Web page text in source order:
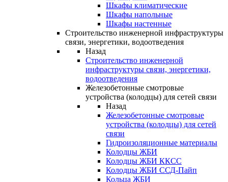
Шкафы климатические
Шкафы напольные
Шкафы настенные
Строительство инженерной инфраструктуры
связи, энергетики, водоотведения
Назад
Строительство инженерной
инфраструктуры связи, энергетики,
водоотведения
Железобетонные смотровые
устройства (колодцы) для сетей связи
Назад
Железобетонные смотровые
устройства (колодцы) для сетей
связи
Гидроизоляционные материалы
Колодцы ЖБИ
Колодцы ЖБИ ККСС
Колодцы ЖБИ ССД-Пайп
Кольца ЖБИ